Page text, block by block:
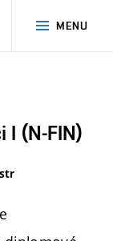
MENU
I (N-FIN)